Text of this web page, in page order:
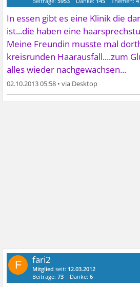
In essen gibt es eine Klinik die
ist...die haben eine
Meine Freundin musste mal
kreisrunden Haarausfall....zum
alles wieder nachgewachsen...
02.10.2013 05:58 •
F fari2
Mitglied seit: 12.03.2012
Beiträge:73 Danke:6